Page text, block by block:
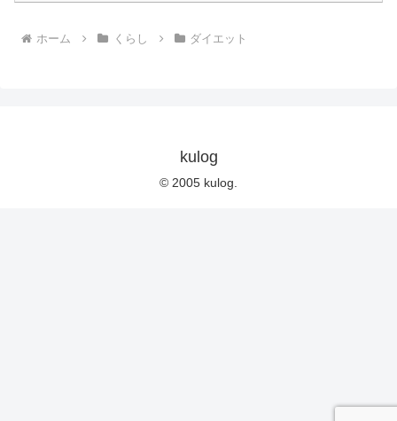
ホーム くらし ダイエット
kulog
© 2005 kulog.